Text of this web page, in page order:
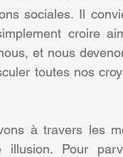
sociales. Il
croire
et nous
toutes nos
à travers les
illusion. Pour